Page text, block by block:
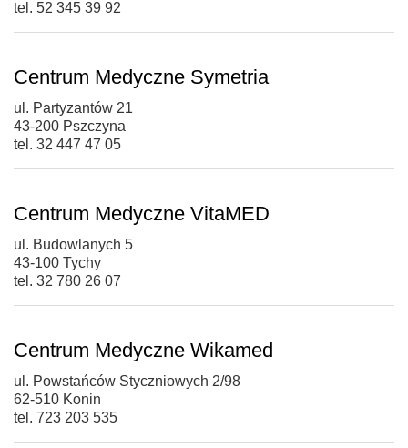
tel. 52 345 39 92
Centrum Medyczne Symetria
ul. Partyzantów 21
43-200 Pszczyna
tel. 32 447 47 05
Centrum Medyczne VitaMED
ul. Budowlanych 5
43-100 Tychy
tel. 32 780 26 07
Centrum Medyczne Wikamed
ul. Powstańców Styczniowych 2/98
62-510 Konin
tel. 723 203 535